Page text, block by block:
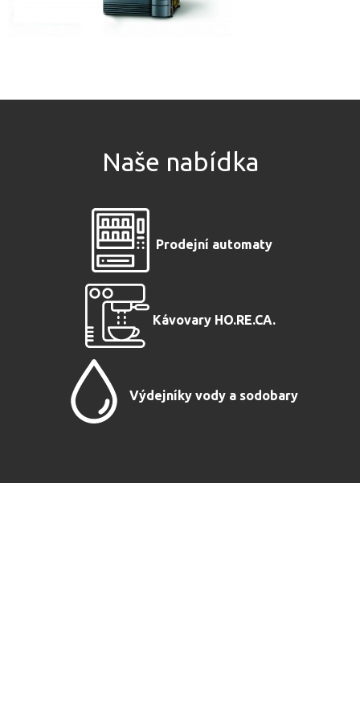
Naše nabídka
Prodejní automaty
Kávovary HO.RE.CA.
Výdejníky vody a sodobary